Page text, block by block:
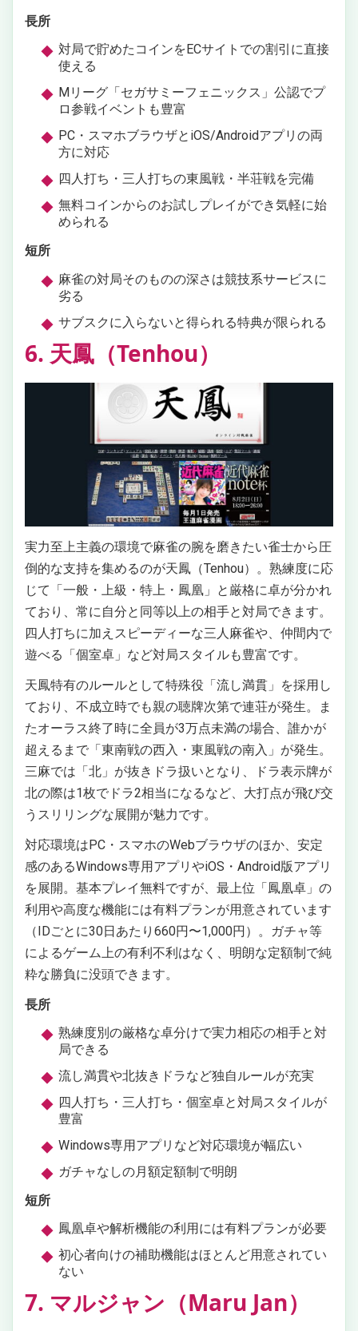
長所
対局で貯めたコインをECサイトでの割引に直接
使える
Mリーグ「セガサミーフェニックス」公認でプ
ロ参戦イベントも豊富
PC・スマホブラウザとiOS/Androidアプリの両
方に対応
四人打ち・三人打ちの東風戦・半荘戦を完備
無料コインからのお試しプレイができ気軽に始
められる
短所
麻雀の対局そのものの深さは競技系サービスに
劣る
サブスクに入らないと得られる特典が限られる
6. 天鳳（Tenhou）
実力至上主義の環境で麻雀の腕を磨きたい雀士から圧
倒的な支持を集めるのが天鳳（Tenhou）。熟練度に応
じて「一般・上級・特上・鳳凰」と厳格に卓が分かれ
ており、常に自分と同等以上の相手と対局できます。
四人打ちに加えスピーディーな三人麻雀や、仲間内で
遊べる「個室卓」など対局スタイルも豊富です。
天鳳特有のルールとして特殊役「流し満貫」を採用し
ており、不成立時でも親の聴牌次第で連荘が発生。ま
たオーラス終了時に全員が3万点未満の場合、誰かが
超えるまで「東南戦の西入・東風戦の南入」が発生。
三麻では「北」が抜きドラ扱いとなり、ドラ表示牌が
北の際は1枚でドラ2相当になるなど、大打点が飛び交
うスリリングな展開が魅力です。
対応環境はPC・スマホのWebブラウザのほか、安定
感のあるWindows専用アプリやiOS・Android版アプリ
を展開。基本プレイ無料ですが、最上位「鳳凰卓」の
利用や高度な機能には有料プランが用意されています
（IDごとに30日あたり660円〜1,000円）。ガチャ等
によるゲーム上の有利不利はなく、明朗な定額制で純
粋な勝負に没頭できます。
長所
熟練度別の厳格な卓分けで実力相応の相手と対
局できる
流し満貫や北抜きドラなど独自ルールが充実
四人打ち・三人打ち・個室卓と対局スタイルが
豊富
Windows専用アプリなど対応環境が幅広い
ガチャなしの月額定額制で明朗
短所
鳳凰卓や解析機能の利用には有料プランが必要
初心者向けの補助機能はほとんど用意されてい
ない
7. マルジャン（Maru Jan）